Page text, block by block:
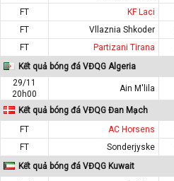
FT
KF Laci
FT
Vllaznia Shkoder
FT
Partizani Tirana
Kết quả bóng đá VĐQG Algeria
29/11
20h00
Ain M'lila
Kết quả bóng đá VĐQG Đan Mạch
FT
AC Horsens
FT
Sonderjyske
Kết quả bóng đá VĐQG Kuwait